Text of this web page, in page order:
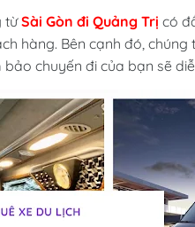
từ Sài Gòn đi Quảng Trị có
hàng. Bên cạnh đó, chúng
chuyến đi của bạn sẽ